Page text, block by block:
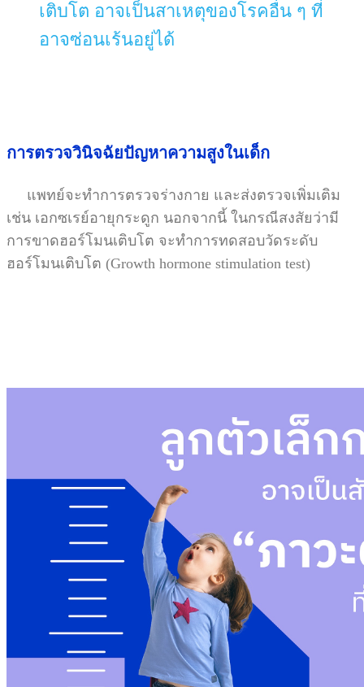
เติบโต อาจเป็นสาเหตุของโรคอื่น ๆ ที่
อาจซ่อนเร้นอยู่ได้
การตรวจวินิจฉัยปัญหาความสูงในเด็ก
แพทย์จะทำการตรวจร่างกาย และส่งตรวจเพิ่มเติม
เช่น เอกซเรย์อายุกระดูก นอกจากนี้ ในกรณีสงสัยว่ามี
การขาดฮอร์โมนเติบโต จะทำการทดสอบวัดระดับ
ฮอร์โมนเติบโต (Growth hormone stimulation test)